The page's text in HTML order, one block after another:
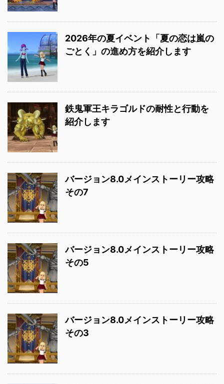
2026年の夏イベント「夏の恋は嵐の
ごとく」の進め方を紹介します
鉄鬼軍王キラゴルドの耐性と行動を
紹介します
バージョン8.0メインストーリー攻略
その7
バージョン8.0メインストーリー攻略
その5
バージョン8.0メインストーリー攻略
その3